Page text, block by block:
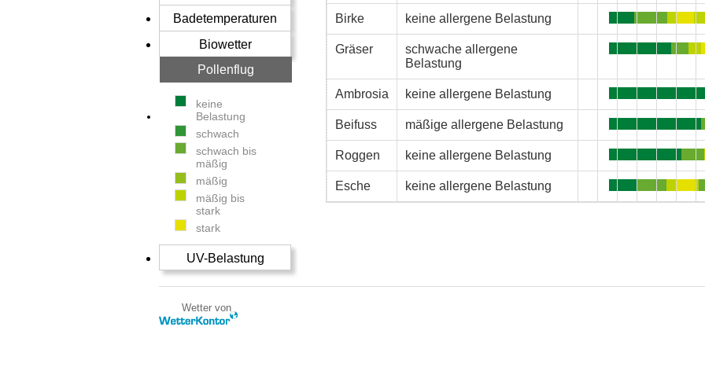
Badetemperaturen
Biowetter
Pollenflug
keine
Belastung
schwach
schwach bis
mäßig
mäßig
mäßig bis
stark
stark
UV-Belastung
Birke keine allergene Belastung
Gräser
schwache allergene
Belastung
Ambrosia keine allergene Belastung
Beifuss mäßige allergene Belastung
Roggen keine allergene Belastung
Esche keine allergene Belastung
Wetter von